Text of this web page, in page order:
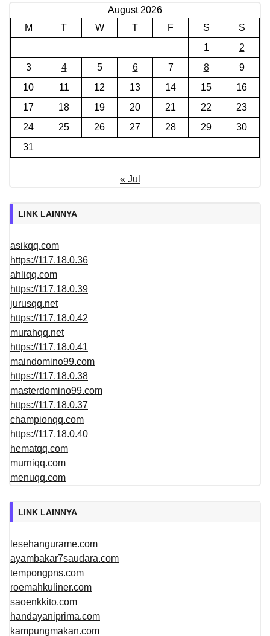
August 2026
M
T W T F S
S
1
2
3
4 5 6 7 8
9
10
11 12 13 14 15
16
17
18 19 20 21 22
23
24
25 26 27 28 29
30
31
« Jul
LINK LAINNYA
asikqq.com
https://117.18.0.36
ahliqq.com
https://117.18.0.39
jurusqq.net
https://117.18.0.42
murahqq.net
https://117.18.0.41
maindomino99.com
https://117.18.0.38
masterdomino99.com
https://117.18.0.37
championqq.com
https://117.18.0.40
hematqq.com
murniqq.com
menuqq.com
LINK LAINNYA
lesehangurame.com
ayambakar7saudara.com
tempongpns.com
roemahkuliner.com
saoenkkito.com
handayaniprima.com
kampungmakan.com